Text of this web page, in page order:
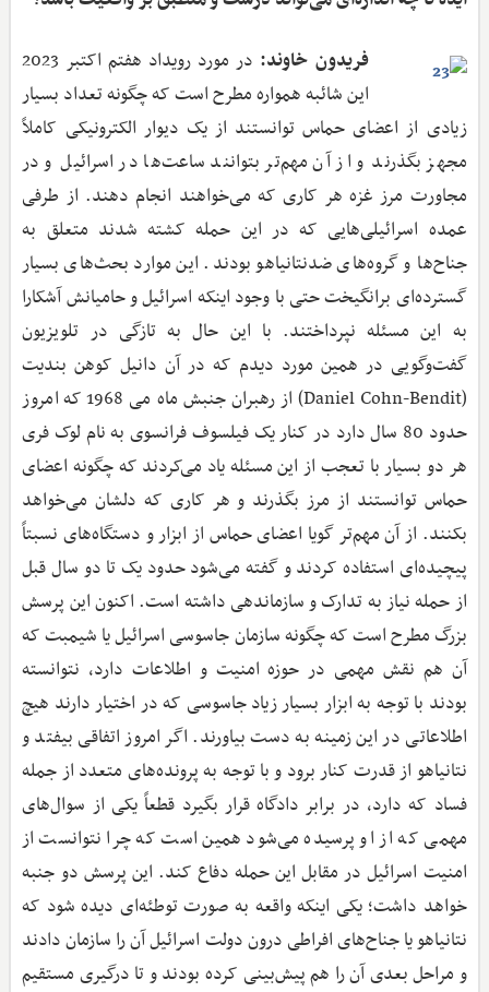
فریدون خاوند:
در مورد رویداد هفتم اکتبر 2023
این شائبه همواره مطرح است که چگونه تعداد بسیار
زیادی از اعضای حماس توانستند از یک دیوار الکترونیکی کاملاً
مجهز بگذرند و از آن مهم‌تر بتوانند ساعت‌ها در اسرائیل و در
مجاورت مرز غزه هر کاری که می‌خواهند انجام دهند. از طرفی
عمده‌ اسرائیلی‌هایی که در این حمله کشته شدند متعلق به
جناح‌ها و گروه‌های ضدنتانیاهو بودند. این موارد بحث‌های بسیار
گسترده‌ای برانگیخت حتی با وجود اینکه اسرائیل و حامیانش آشکارا
به این مسئله نپرداختند. با این حال به تازگی در تلویزیون
گفت‌وگویی در همین مورد دیدم که در آن دانیل کوهن بندیت
(Daniel Cohn-Bendit) از رهبران جنبش ماه می 1968 که امروز
حدود 80 سال دارد در کنار یک فیلسوف فرانسوی به نام لوک فری
هر دو بسیار با تعجب از این مسئله یاد می‌کردند که چگونه اعضای
حماس توانستند از مرز بگذرند و هر کاری که دلشان می‌خواهد
بکنند. از آن مهم‌تر گویا اعضای حماس از ابزار و دستگاه‌های نسبتاً
پیچیده‌ای استفاده کردند و گفته می‌شود حدود یک تا دو سال قبل
از حمله نیاز به تدارک و سازماندهی داشته است. اکنون این پرسش
بزرگ مطرح است که چگونه سازمان جاسوسی اسرائیل یا شیمبت که
آن هم نقش مهمی در حوزه امنیت و اطلاعات دارد، نتوانسته
بودند با توجه به ابزار بسیار زیاد جاسوسی که در اختیار دارند هیچ
اطلاعاتی در این زمینه به دست بیاورند. اگر امروز اتفاقی بیفتد و
نتانیاهو از قدرت کنار برود و با توجه به پرونده‌های متعدد از جمله
فساد که دارد، در برابر دادگاه قرار بگیرد قطعاً یکی از سوال‌های
مهمی که از او پرسیده می‌شود همین است که چرا نتوانست از
امنیت اسرائیل در مقابل این حمله دفاع کند. این پرسش دو جنبه
خواهد داشت؛ یکی اینکه واقعه به صورت توطئه‌ای دیده شود که
نتانیاهو یا جناح‌های افراطی درون دولت اسرائیل آن را سازمان دادند
و مراحل بعدی آن را هم پیش‌بینی کرده بودند و تا درگیری مستقیم